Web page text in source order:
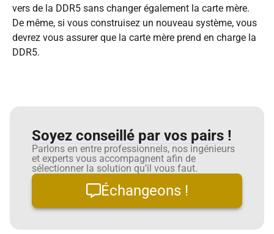
vers de la DDR5 sans changer également la carte mère.
De même, si vous construisez un nouveau système, vous
devrez vous assurer que la carte mère prend en charge la
DDR5.
Soyez conseillé par vos pairs !
Parlons en entre professionnels, nos ingénieurs
et experts vous accompagnent afin de
sélectionner la solution qu’il vous faut.
Échangeons !